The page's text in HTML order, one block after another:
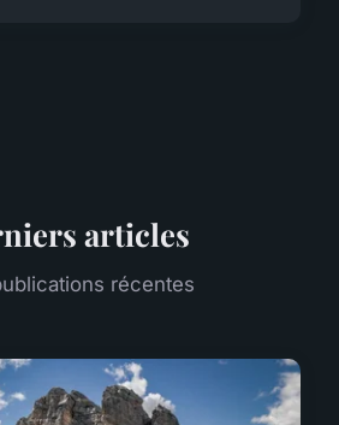
articles
récentes